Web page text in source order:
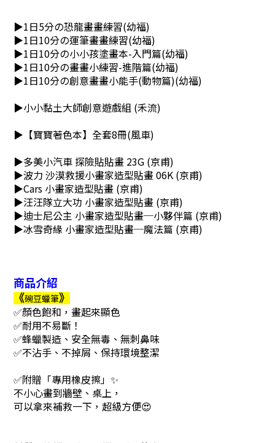
▶1日5分の恐龍畫畫練習(幼福)
▶1日10分の運筆畫畫練習(幼福)
▶1日10分の小小孩塗畫本-入門篇(幼福)
▶1日10分の畫畫小練習-進階篇(幼福)
▶1日10分の創意畫畫小能手(動物篇)(幼福)
▶小小黏土大師創意遊戲組 (禾流)
▶ 【寶寶著色本】全套8冊(風車)
▶多美小汽車 探險貼貼畫 23G (京甫)
▶波力 沙漠救援小畫家造型貼畫 06K (京甫)
▶Cars 小畫家造型貼畫 (京甫)
▶汪汪隊立大功 小畫家造型貼畫 (京甫)
▶迪士尼公主 小畫家造型貼畫─小夥伴篇 (京甫)
▶冰雪奇緣 小畫家造型貼畫─魔法篇 (京甫)
商品介紹
《碗豆蠟筆》
✅顏色飽和，畫起來顯色
✅耐用不易斷！
✅蜂蠟製造、安全無毒、無刺鼻味
✅不沾手、不掉屑、保持環境整潔
✅附贈 「專用橡皮擦」✨
不小心畫到牆壁、桌上，
可以拿來補救一下， 超級方便😍